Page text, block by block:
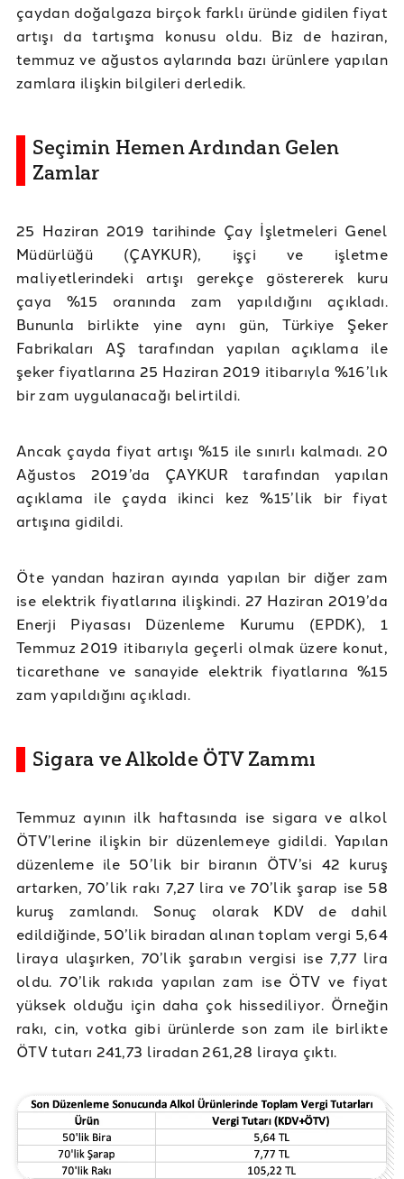
çaydan doğalgaza birçok farklı üründe gidilen fiyat
artışı da tartışma konusu oldu. Biz de haziran,
temmuz ve ağustos aylarında bazı ürünlere yapılan
zamlara ilişkin bilgileri derledik.
Seçimin Hemen Ardından Gelen
Zamlar
25 Haziran 2019 tarihinde Çay İşletmeleri Genel
Müdürlüğü (ÇAYKUR), işçi ve işletme
maliyetlerindeki artışı gerekçe göstererek kuru
çaya %15 oranında zam yapıldığını açıkladı.
Bununla birlikte yine aynı gün, Türkiye Şeker
Fabrikaları AŞ tarafından yapılan açıklama ile
şeker fiyatlarına 25 Haziran 2019 itibarıyla %16’lık
bir zam uygulanacağı belirtildi.
Ancak çayda fiyat artışı %15 ile sınırlı kalmadı. 20
Ağustos 2019’da ÇAYKUR tarafından yapılan
açıklama ile çayda ikinci kez %15’lik bir fiyat
artışına gidildi.
Öte yandan haziran ayında yapılan bir diğer zam
ise elektrik fiyatlarına ilişkindi. 27 Haziran 2019’da
Enerji Piyasası Düzenleme Kurumu (EPDK), 1
Temmuz 2019 itibarıyla geçerli olmak üzere konut,
ticarethane ve sanayide elektrik fiyatlarına %15
zam yapıldığını açıkladı.
Sigara ve Alkolde ÖTV Zammı
Temmuz ayının ilk haftasında ise sigara ve alkol
ÖTV’lerine ilişkin bir düzenlemeye gidildi. Yapılan
düzenleme ile 50’lik bir biranın ÖTV’si 42 kuruş
artarken, 70’lik rakı 7,27 lira ve 70’lik şarap ise 58
kuruş zamlandı. Sonuç olarak KDV de dahil
edildiğinde, 50’lik biradan alınan toplam vergi 5,64
liraya ulaşırken, 70’lik şarabın vergisi ise 7,77 lira
oldu. 70’lik rakıda yapılan zam ise ÖTV ve fiyat
yüksek olduğu için daha çok hissediliyor. Örneğin
rakı, cin, votka gibi ürünlerde son zam ile birlikte
ÖTV tutarı 241,73 liradan 261,28 liraya çıktı.